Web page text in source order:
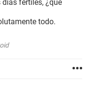
fértiles, ¿que
todo.